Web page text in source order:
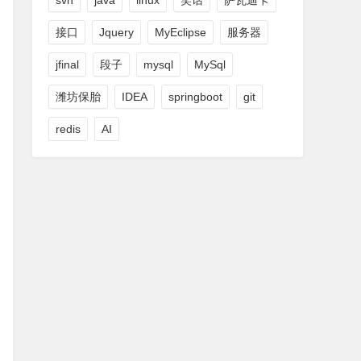
接口 Jquery MyEclipse 服务器
jfinal 段子 mysql MySql
潍坊保胎 IDEA springboot git
redis AI